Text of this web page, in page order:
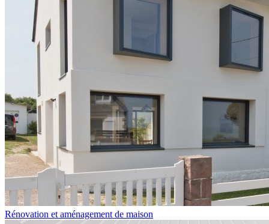
Rénovation et aménagement de maison